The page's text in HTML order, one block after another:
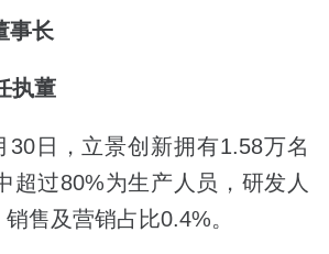
事长
执董
30日，立景创新拥有1.58万名
超过80%为生产人员，研发人
售及营销占比0.4%。